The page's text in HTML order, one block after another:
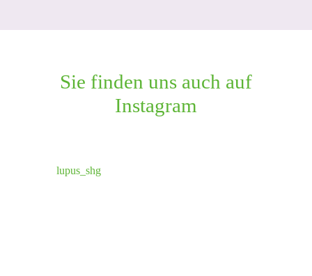
Sie finden uns auch auf
Instagram
lupus_shg